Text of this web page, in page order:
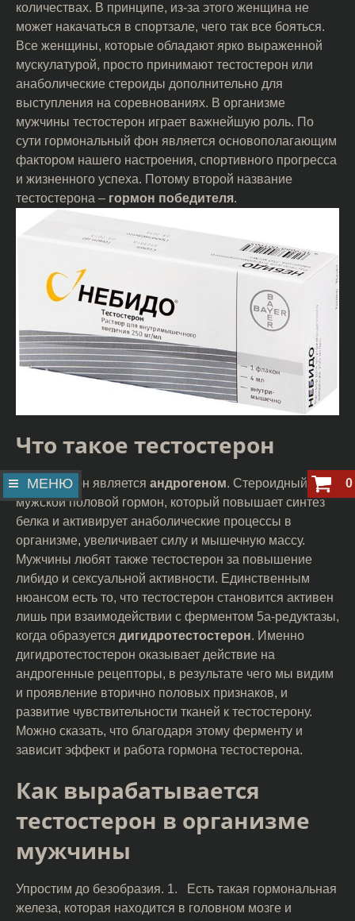
МЕНЮ
количествах. В принципе, из-за этого женщина не
может накачаться в спортзале, чего так все бояться.
Все женщины, которые обладают ярко выраженной
мускулатурой, просто принимают тестостерон или
анаболические стероиды дополнительно для
выступления на соревнованиях. В организме
мужчины тестостерон играет важнейшую роль. По
сути гормональный фон является основополагающим
фактором нашего настроения, спортивного прогресса
и жизненного успеха. Потому второй название
тестостерона – гормон победителя.
Что такое тестостерон
Тестостерон является андрогеном. Стероидный
мужской половой гормон, который повышает синтез
белка и активирует анаболические процессы в
организме, увеличивает силу и мышечную массу.
Мужчины любят также тестостерон за повышение
либидо и сексуальной активности. Единственным
нюансом есть то, что тестостерон становится активен
лишь при взаимодействии с ферментом 5а-редуктазы,
когда образуется дигидротестостерон. Именно
дигидротестостерон оказывает действие на
андрогенные рецепторы, в результате чего мы видим
и проявление вторично половых признаков, и
развитие чувствительности тканей к тестостерону.
Можно сказать, что благодаря этому ферменту и
зависит эффект и работа гормона тестостерона.
Как вырабатывается
тестостерон в организме
мужчины
Упростим до безобразия. 1. Есть такая гормональная
железа, которая находится в головном мозге и
0